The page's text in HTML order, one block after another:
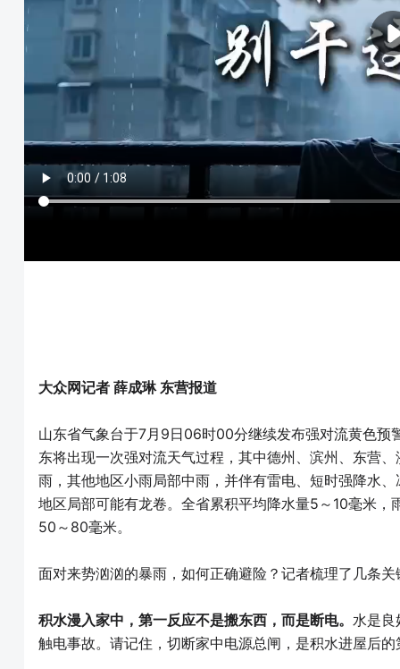
大众网记者 薛成琳 东营报道
山东省气象台于7月9日06时00分继续发布强对流黄色
东将出现一次强对流天气过程，其中德州、滨州、东营
雨，其他地区小雨局部中雨，并伴有雷电、短时强降水
地区局部可能有龙卷。全省累积平均降水量5～10毫米
50～80毫米。
面对来势汹汹的暴雨，如何正确避险？记者梳理了几条
积水漫入家中，第一反应不是搬东西，而是断电。 水是良
触电事故。请记住，切断家中电源总闸，是积水进屋后